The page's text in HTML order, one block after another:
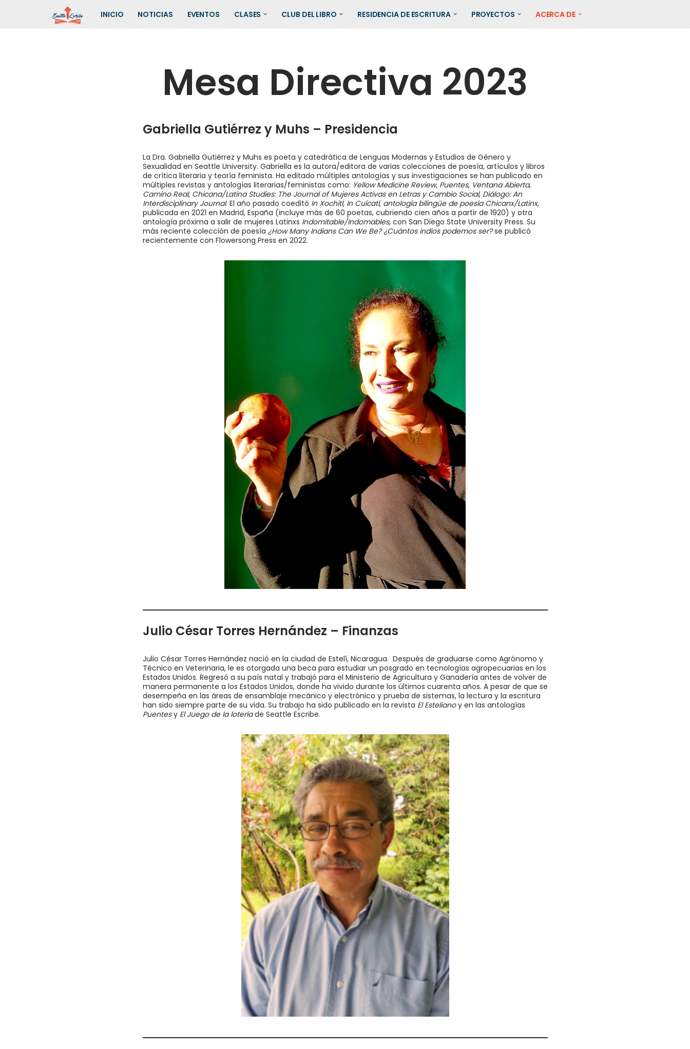
INICIO NOTICIAS EVENTOS CLASES CLUB DEL LIBRO RESIDENCIA DE ESCRITURA PROYECTOS ACERCA DE
Mesa Directiva 2023
Gabriella Gutiérrez y Muhs – Presidencia
La Dra. Gabriella Gutiérrez y Muhs es poeta y catedrática de Lenguas Modernas y Estudios de Género y
Sexualidad en Seattle University. Gabriella es la autora/editora de varias colecciones de poesía, artículos y libros
de crítica literaria y teoría feminista. Ha editado múltiples antologías y sus investigaciones se han publicado en
múltiples revistas y antologías literarias/feministas como: Yellow Medicine Review, Puentes, Ventana Abierta,
Camino Real, Chicana/Latina Studies: The Journal of Mujeres Activas en Letras y Cambio Social, Diálogo: An
Interdisciplinary Journal. El año pasado coeditó In Xochitl, In Cuícatl, antología bilingüe de poesía Chicanx/Latinx,
publicada en 2021 en Madrid, España (incluye más de 60 poetas, cubriendo cien años a partir de 1920) y otra
antología próxima a salir de mujeres Latinxs Indomitable/Indomables, con San Diego State University Press. Su
más reciente colección de poesía ¿How Many Indians Can We Be? ¿Cuántos indios podemos ser?se publicó
recientemente con Flowersong Press en 2022.
Julio César Torres Hernández – Finanzas
Julio César Torres Hernández nació en la ciudad de Estelí, Nicaragua. Después de graduarse como Agrónomo y
Técnico en Veterinaria, le es otorgada una beca para estudiar un posgrado en tecnologías agropecuarias en los
Estados Unidos. Regresó a su país natal y trabajó para el Ministerio de Agricultura y Ganadería antes de volver de
manera permanente a los Estados Unidos, donde ha vivido durante los últimos cuarenta años. A pesar de que se
desempeña en las áreas de ensamblaje mecánico y electrónico y prueba de sistemas, la lectura y la escritura
han sido siempre parte de su vida. Su trabajo ha sido publicado en la revista El Estelianoy en las antologías
Puentesy El Juego de la loteríade Seattle Escribe.